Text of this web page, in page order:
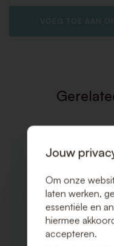
VOEG TOE AAN
Jouw
Om onze
laten werken,
essentiële en
hiermee
accepteren.